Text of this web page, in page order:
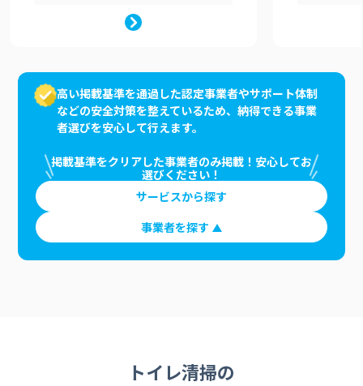
高い掲載基準を通過した認定事業者やサポート体制
などの安全対策を整えているため、納得できる事業
者選びを安心して行えます。
掲載基準をクリアした事業者のみ掲載！安心してお
選びください！
サービスから探す
事業者を探す
トイレ清掃の